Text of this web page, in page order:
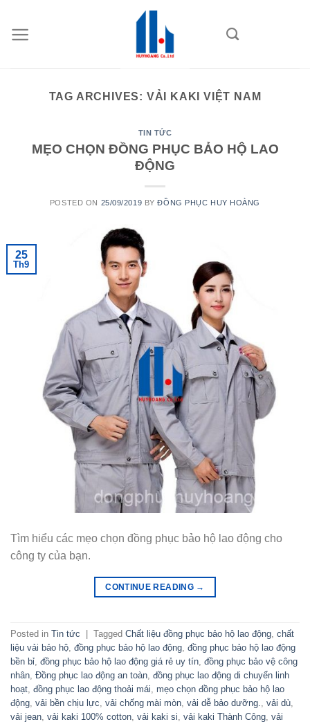
content
TAG ARCHIVES: VẢI KAKI VIỆT NAM
TIN TỨC
MẸO CHỌN ĐỒNG PHỤC BẢO HỘ LAO
ĐỘNG
POSTED ON 25/09/2019 BYĐỒNG PHỤC HUY HOÀNG
25
Th9
Tìm hiểu các mẹo chọn đồng phục bảo hộ lao động cho
công ty của bạn.
CONTINUE READING →
Posted in Tin tức Tagged Chất liệu đồng phục bảo hộ lao động chất
liệu vải bảo hộ đồng phục bảo hộ lao động đồng phục bảo hộ lao động
bền bỉ đồng phục bảo hộ lao động giá rẻ uy tín đồng phục bảo vệ công
nhân Đồng phục lao động an toàn đồng phục lao động di chuyển linh
hoạt đồng phục lao động thoải mái mẹo chọn đồng phục bảo hộ lao
động vải bền chịu lực vải chống mài mòn vải dễ bảo dưỡng. vải dù
vải jean vải kaki 100% cotton vải kaki si vải kaki Thành Công vải